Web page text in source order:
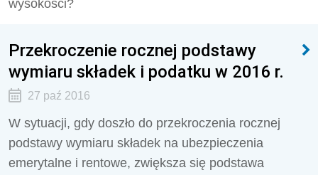
wysokości?
Przekroczenie rocznej podstawy
wymiaru składek i podatku w 2016 r.
27 paź 2016
W sytuacji, gdy doszło do przekroczenia rocznej
podstawy wymiaru składek na ubezpieczenia
emerytalne i rentowe, zwiększa się podstawa